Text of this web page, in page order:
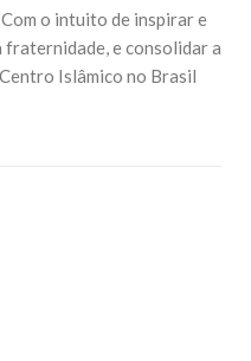
o intuito de inspirar e
fraternidade, e consolidar a
Islâmico no Brasil